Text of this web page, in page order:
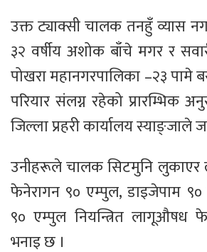
उक्त ट्याक्सी चालक तनहुँ व्यास
३२ वर्षीय अशोक बाँचे मगर र
पोखरा महानगरपालिका –२३ पामे
परियार संलग्न रहेको प्रारम्भिक
जिल्ला प्रहरी कार्यालय स्याङ्जाले
उनीहरूले चालक सिटमुनि लुकाएर
फेनेरागन ९० एम्पुल, डाइजेपाम ९०
९० एम्पुल नियन्त्रित लागूऔषध
भनाइ छ ।